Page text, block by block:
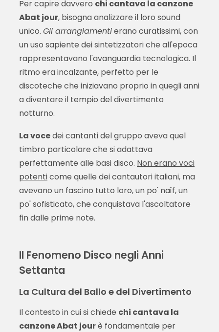
Per capire davvero chi cantava la canzone
Abat jour, bisogna analizzare il loro sound
unico. Gli arrangiamentierano curatissimi, con
un uso sapiente dei sintetizzatori che all'epoca
rappresentavano l'avanguardia tecnologica. Il
ritmo era incalzante, perfetto per le
discoteche che iniziavano proprio in quegli anni
a diventare il tempio del divertimento
notturno.
La vocedei cantanti del gruppo aveva quel
timbro particolare che si adattava
perfettamente alle basi disco. Non erano voci
potenticome quelle dei cantautori italiani, ma
avevano un fascino tutto loro, un po' naïf, un
po' sofisticato, che conquistava l'ascoltatore
fin dalle prime note.
Il Fenomeno Disco negli Anni
Settanta
La Cultura del Ballo e del Divertimento
Il contesto in cui si chiede chi cantava la
canzone Abat jourè fondamentale per